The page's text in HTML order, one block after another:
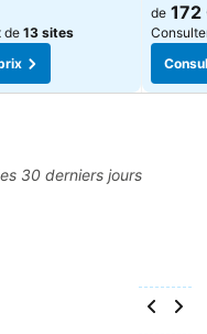
de 13 sites
de 172
30 derniers jours